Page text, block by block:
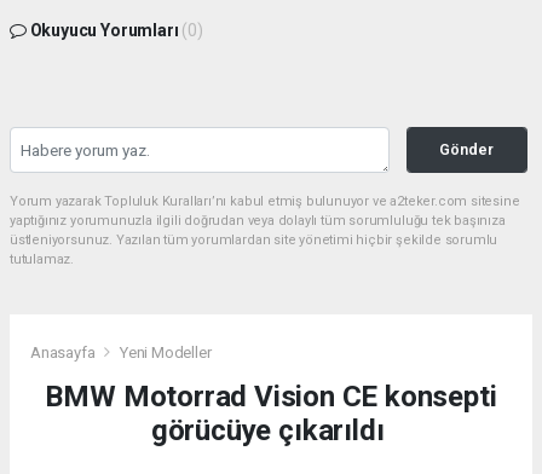
Okuyucu Yorumları (0)
Gönder
Yorum yazarak Topluluk Kuralları’nı kabul etmiş bulunuyor ve a2teker.com sitesine
yaptığınız yorumunuzla ilgili doğrudan veya dolaylı tüm sorumluluğu tek başınıza
üstleniyorsunuz. Yazılan tüm yorumlardan site yönetimi hiçbir şekilde sorumlu
tutulamaz.
Anasayfa Yeni Modeller
BMW Motorrad Vision CE konsepti
görücüye çıkarıldı